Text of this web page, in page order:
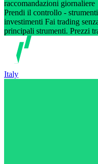
raccomandazioni giornaliere
Prendi il controllo -
investimenti Fai trading
principali strumenti. Prezzi
Italy